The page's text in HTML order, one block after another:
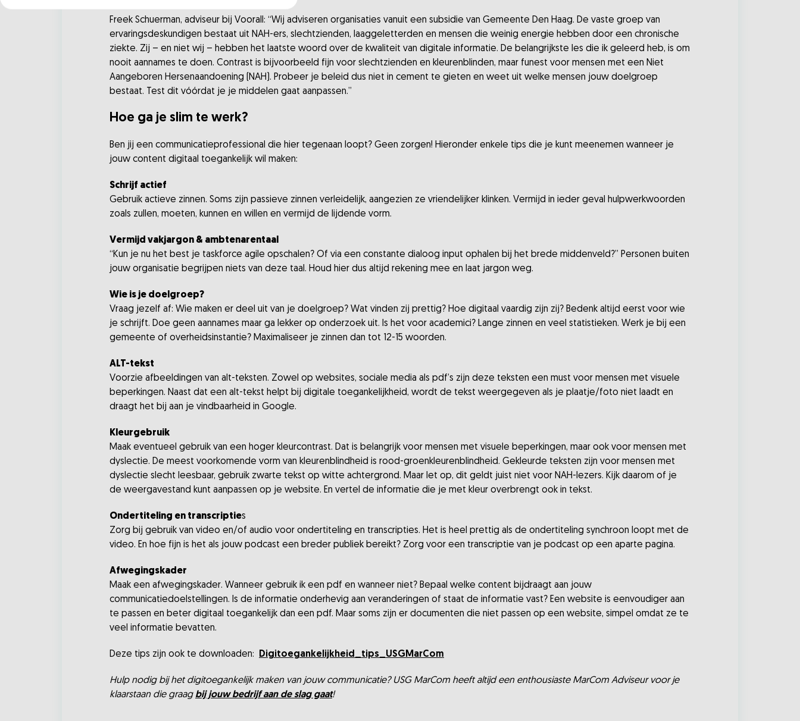
Freek Schuerman, adviseur bij Voorall: “Wij adviseren organisaties vanuit een subsidie van Gemeente Den Haag. De vaste groep van
ervaringsdeskundigen bestaat uit NAH-ers, slechtzienden, laaggeletterden en mensen die weinig energie hebben door een chronische
ziekte. Zij – en niet wij – hebben het laatste woord over de kwaliteit van digitale informatie. De belangrijkste les die ik geleerd heb, is om
nooit aannames te doen. Contrast is bijvoorbeeld fijn voor slechtzienden en kleurenblinden, maar funest voor mensen met een Niet
Aangeboren Hersenaandoening (NAH). Probeer je beleid dus niet in cement te gieten en weet uit welke mensen jouw doelgroep
bestaat. Test dit vóórdat je je middelen gaat aanpassen.”
Hoe ga je slim te werk?
Ben jij een communicatieprofessional die hier tegenaan loopt? Geen zorgen! Hieronder enkele tips die je kunt meenemen wanneer je
jouw content digitaal toegankelijk wil maken:
Schrijf actief
Gebruik actieve zinnen. Soms zijn passieve zinnen verleidelijk, aangezien ze vriendelijker klinken. Vermijd in ieder geval hulpwerkwoorden
zoals zullen, moeten, kunnen en willen en vermijd de lijdende vorm.
Vermijd vakjargon & ambtenarentaal
“Kun je nu het best je taskforce agile opschalen? Of via een constante dialoog input ophalen bij het brede middenveld?” Personen buiten
jouw organisatie begrijpen niets van deze taal. Houd hier dus altijd rekening mee en laat jargon weg.
Wie is je doelgroep?
Vraag jezelf af: Wie maken er deel uit van je doelgroep? Wat vinden zij prettig? Hoe digitaal vaardig zijn zij? Bedenk altijd eerst voor wie
je schrijft. Doe geen aannames maar ga lekker op onderzoek uit. Is het voor academici? Lange zinnen en veel statistieken. Werk je bij een
gemeente of overheidsinstantie? Maximaliseer je zinnen dan tot 12-15 woorden.
ALT-tekst
Voorzie afbeeldingen van alt-teksten. Zowel op websites, sociale media als pdf’s zijn deze teksten een must voor mensen met visuele
beperkingen. Naast dat een alt-tekst helpt bij digitale toegankelijkheid, wordt de tekst weergegeven als je plaatje/foto niet laadt en
draagt het bij aan je vindbaarheid in Google.
Kleurgebruik
Maak eventueel gebruik van een hoger kleurcontrast. Dat is belangrijk voor mensen met visuele beperkingen, maar ook voor mensen met
dyslectie. De meest voorkomende vorm van kleurenblindheid is rood-groenkleurenblindheid. Gekleurde teksten zijn voor mensen met
dyslectie slecht leesbaar, gebruik zwarte tekst op witte achtergrond. Maar let op, dit geldt juist niet voor NAH-lezers. Kijk daarom of je
de weergavestand kunt aanpassen op je website. En vertel de informatie die je met kleur overbrengt ook in tekst.
Ondertiteling en transcripties
Zorg bij gebruik van video en/of audio voor ondertiteling en transcripties. Het is heel prettig als de ondertiteling synchroon loopt met de
video. En hoe fijn is het als jouw podcast een breder publiek bereikt? Zorg voor een transcriptie van je podcast op een aparte pagina.
Afwegingskader
Maak een afwegingskader. Wanneer gebruik ik een pdf en wanneer niet? Bepaal welke content bijdraagt aan jouw
communicatiedoelstellingen. Is de informatie onderhevig aan veranderingen of staat de informatie vast? Een website is eenvoudiger aan
te passen en beter digitaal toegankelijk dan een pdf. Maar soms zijn er documenten die niet passen op een website, simpel omdat ze te
veel informatie bevatten.
Deze tips zijn ook te downloaden: Digitoegankelijkheid_tips_USGMarCom
Hulp nodig bij het digitoegankelijk maken van jouw communicatie? USG MarCom heeft altijd een enthousiaste MarCom Adviseur voor je
klaarstaan die graag bij jouw bedrijf aan de slag gaat!